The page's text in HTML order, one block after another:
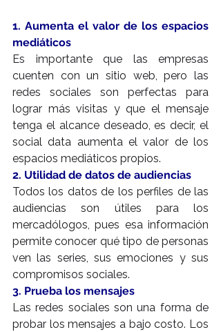
1. Aumenta el valor de los espacios
mediáticos
Es importante que las empresas
cuenten con un sitio web, pero las
redes sociales son perfectas para
lograr más visitas y que el mensaje
tenga el alcance deseado, es decir, el
social data aumenta el valor de los
espacios mediáticos propios.
2. Utilidad de datos de audiencias
Todos los datos de los perfiles de las
audiencias son útiles para los
mercadólogos, pues esa información
permite conocer qué tipo de personas
ven las series, sus emociones y sus
compromisos sociales.
3. Prueba los mensajes
Las redes sociales son una forma de
probar los mensajes a bajo costo. Los